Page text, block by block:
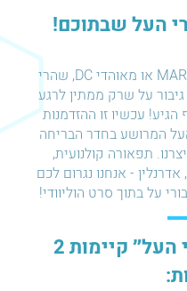
העל שבתוכם!
לא משנה אם אתם מחובבי MARVEL או מאוהדי DC, שהרי
על שרק ממתין לרגע
הגיע! עכשיו זו ההזדמנות
המרושע בחדר הבריחה
תפאורה קולנועית,
- אנחנו נגרום לכם
על בתוך סרט הוליוודי!
לחדר בריחה ״גיבורי העל״ קיימות 2